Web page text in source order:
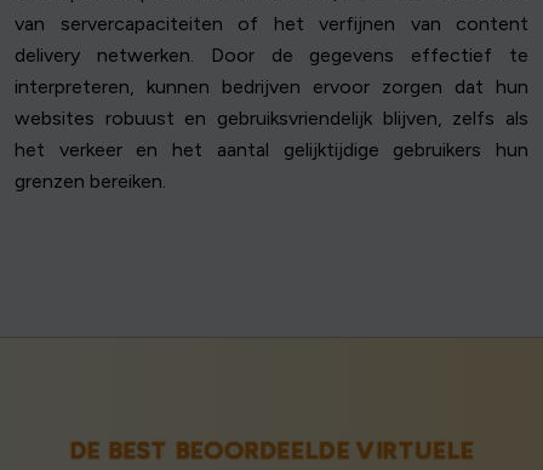
van servercapaciteiten of het verfijnen van content
delivery netwerken. Door de gegevens effectief te
interpreteren, kunnen bedrijven ervoor zorgen dat hun
websites robuust en gebruiksvriendelijk blijven, zelfs als
het verkeer en het aantal gelijktijdige gebruikers hun
grenzen bereiken.
DE BEST BEOORDEELDE VIRTUELE